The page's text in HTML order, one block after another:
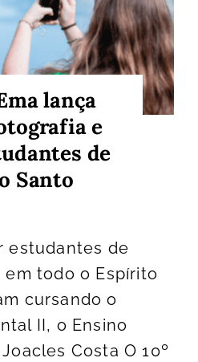
lança
e
de
Santo
estudantes de
todo o Espírito
cursando o
II, o Ensino
Costa O 10º